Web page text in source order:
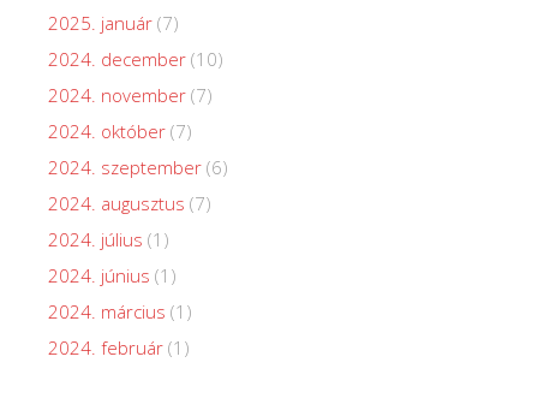
2025. január (7)
2024. december (10)
2024. november (7)
2024. október (7)
2024. szeptember (6)
2024. augusztus (7)
2024. július (1)
2024. június (1)
2024. március (1)
2024. február (1)